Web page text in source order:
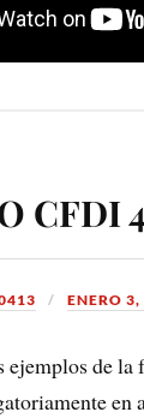
CFDI
ENERO
ejemplos de
en